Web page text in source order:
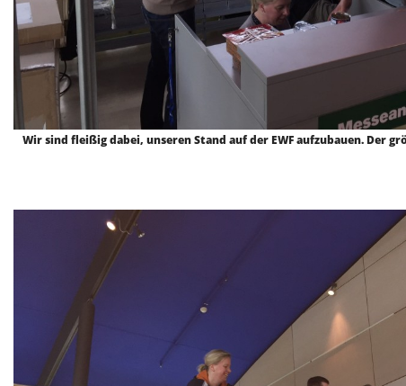
Wir sind fleißig dabei, unseren Stand auf der EWF aufzubauen. Der